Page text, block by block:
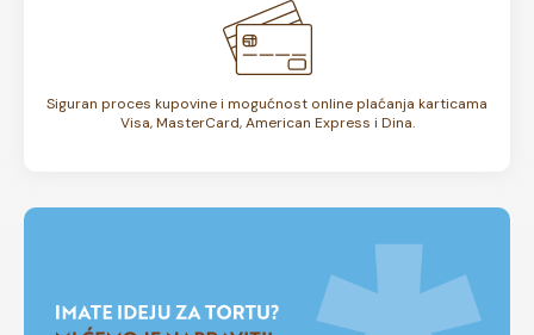
Siguran proces kupovine i mogućnost online plaćanja karticama
Visa, MasterCard, American Express i Dina.